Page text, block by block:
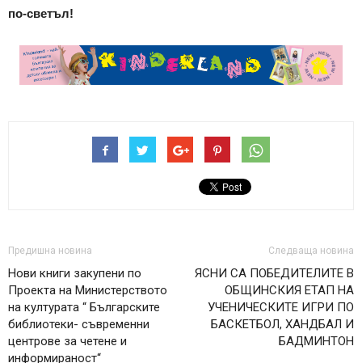
по-светъл!
Предишна новина
Нови книги закупени по
Проекта на Министерството
на културата “ Българските
библиотеки- съвременни
центрове за четене и
информираност“
Следваща новина
ЯСНИ СА ПОБЕДИТЕЛИТЕ В
ОБЩИНСКИЯ ЕТАП НА
УЧЕНИЧЕСКИТЕ ИГРИ ПО
БАСКЕТБОЛ, ХАНДБАЛ И
БАДМИНТОН